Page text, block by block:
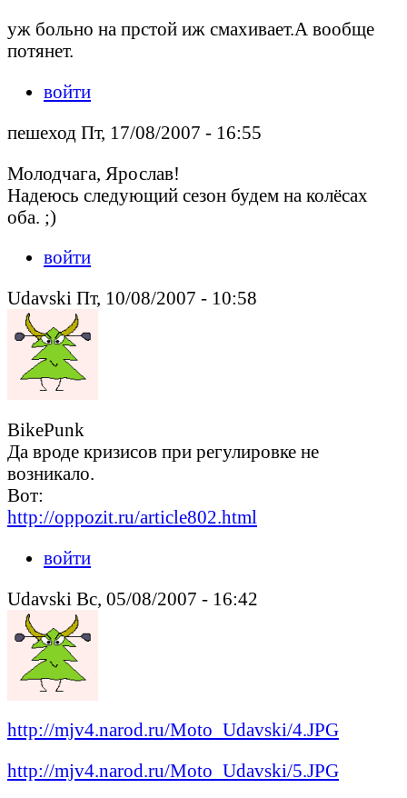
уж больно на прстой иж смахивает.А вообще
потянет.
войти
пешеход Пт, 17/08/2007 - 16:55
Молодчага, Ярослав!
Надеюсь следующий сезон будем на колёсах
оба. ;)
войти
Udavski Пт, 10/08/2007 - 10:58
BikePunk
Да вроде кризисов при регулировке не
возникало.
Вот:
http://oppozit.ru/article802.html
войти
Udavski Вс, 05/08/2007 - 16:42
http://mjv4.narod.ru/Moto_Udavski/4.JPG
http://mjv4.narod.ru/Moto_Udavski/5.JPG